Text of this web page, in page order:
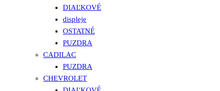
DIAĽKOVÉ
displeje
OSTATNÉ
PUZDRA
CADILAC
PUZDRA
CHEVROLET